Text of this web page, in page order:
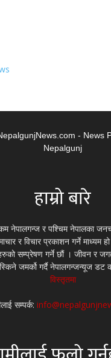
हाम्रो बारे
नेपालगन्ज र पश्चिम नेपालका
र विचार प्रकाशन गर्ने माध्यम
सम्प्रेषण गर्ने छौं । जीवन र
जमर्को गर्दै नेपालगन्जन्यूज
विस्तृतमा
सम्पर्क: